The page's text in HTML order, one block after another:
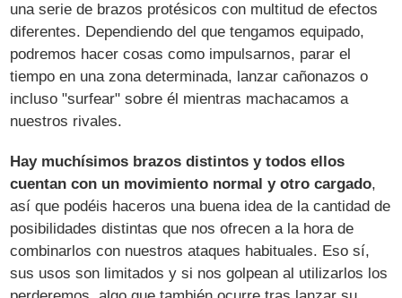
una serie de brazos protésicos con multitud de efectos
diferentes. Dependiendo del que tengamos equipado,
podremos hacer cosas como impulsarnos, parar el
tiempo en una zona determinada, lanzar cañonazos o
incluso "surfear" sobre él mientras machacamos a
nuestros rivales.
Hay muchísimos brazos distintos y todos ellos
cuentan con un movimiento normal y otro cargado,
así que podéis haceros una buena idea de la cantidad de
posibilidades distintas que nos ofrecen a la hora de
combinarlos con nuestros ataques habituales. Eso sí,
sus usos son limitados y si nos golpean al utilizarlos los